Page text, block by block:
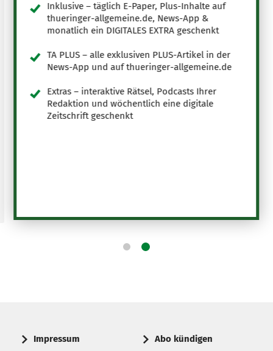
Inklusive – täglich E-Paper, Plus-Inhalte auf
thueringer-allgemeine.de, News-App &
monatlich ein DIGITALES EXTRA geschenkt
TA PLUS – alle exklusiven PLUS-Artikel in der
News-App und auf thueringer-allgemeine.de
Extras – interaktive Rätsel, Podcasts Ihrer
Redaktion und wöchentlich eine digitale
Zeitschrift geschenkt
Impressum
Abo kündigen